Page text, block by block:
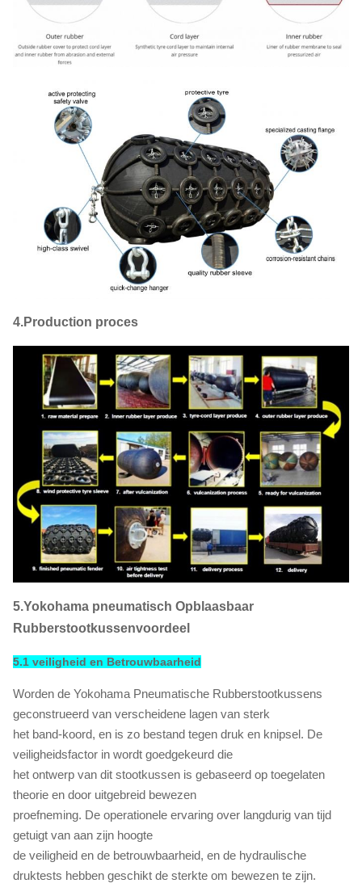
4.Production proces
5.Yokohama pneumatisch Opblaasbaar
Rubberstootkussenvoordeel
5.1 veiligheid en Betrouwbaarheid
Worden de Yokohama Pneumatische Rubberstootkussens
geconstrueerd van verscheidene lagen van sterk
het band-koord, en is zo bestand tegen druk en knipsel. De
veiligheidsfactor in wordt goedgekeurd die
het ontwerp van dit stootkussen is gebaseerd op toegelaten
theorie en door uitgebreid bewezen
proefneming. De operationele ervaring over langdurig van tijd
getuigt van aan zijn hoogte
de veiligheid en de betrouwbaarheid, en de hydraulische
druktests hebben geschikt de sterkte om bewezen te zijn.